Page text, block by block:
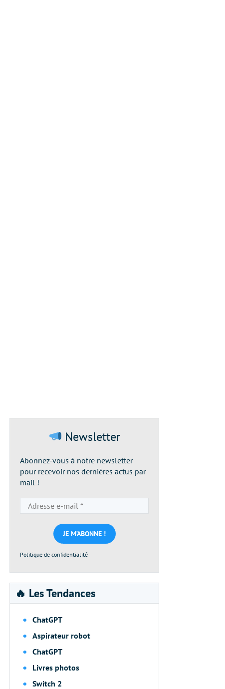
Newsletter
Abonnez-vous à notre newsletter
pour recevoir nos dernières actus par
mail !
e-
mail
*
Politique de confidentialité
🔥 Les Tendances
ChatGPT
Aspirateur robot
ChatGPT
Livres photos
Switch 2